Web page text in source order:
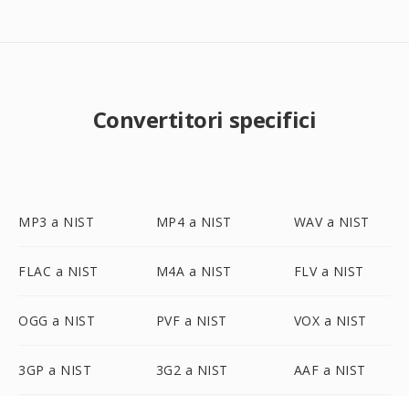
Convertitori specifici
MP3 a NIST MP4 a NIST WAV a NIST
FLAC a NIST M4A a NIST FLV a NIST
OGG a NIST PVF a NIST VOX a NIST
3GP a NIST 3G2 a NIST AAF a NIST